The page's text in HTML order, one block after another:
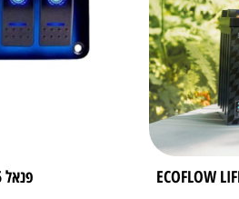
פנאל 5 מתגים לרכב